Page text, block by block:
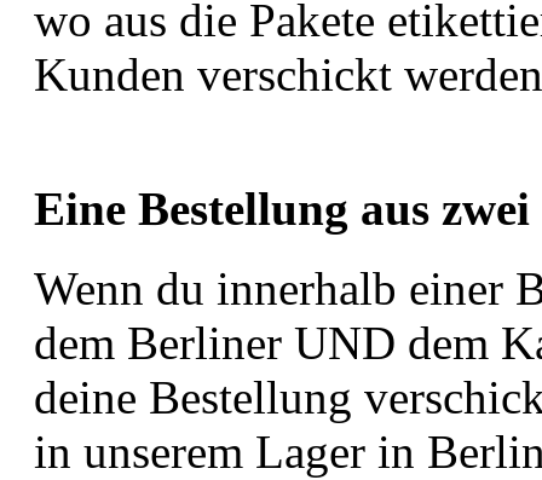
wo aus die Pakete
Kunden verschickt
Eine Bestellung aus
Wenn du innerhalb einer
dem Berliner UND dem
deine Bestellung
in unserem Lager in